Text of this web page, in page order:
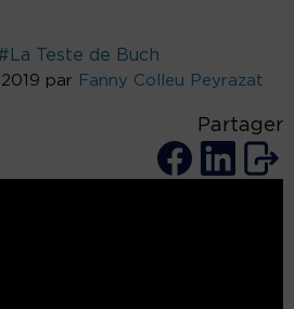
Teste de Buch
par Fanny Colleu Peyrazat
Partager